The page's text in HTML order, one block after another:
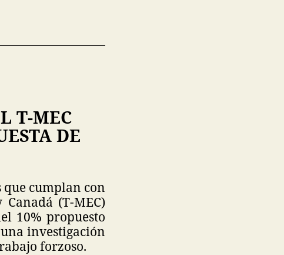
T-MEC
DE
cumplan con
(T-MEC)
10% propuesto
investigación
forzoso.